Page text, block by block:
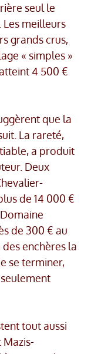
seul le
Les meilleurs
grands crus,
« simples »
4 500 €
que la
La rareté,
a produit
Deux
de 14 000 €
de 300 € au
enchères la
se terminer,
tout aussi
Mazis-